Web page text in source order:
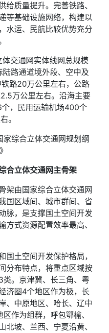
给质量提升。完善铁路、
等基础设施网络，构建以
水运、民航比较优势充分
交通网实体线网总规模
路通道境外段、空中及
路20万公里左右，公路
万公里左右。沿海主要
，民用运输机场400个
。
合立体交通网主骨架
由国家综合立体交通网
国区域间、城市群间、省
脉，是支撑国土空间开发
方式资源配置效率最高、
土空间开发保护格局，
分布特点，将重点区域按
。京津冀、长三角、粤
济圈4个地区作为极，长
、中原地区、哈长、辽中
作为组群，呼包鄂榆、
北坡、兰西、宁夏沿黄、